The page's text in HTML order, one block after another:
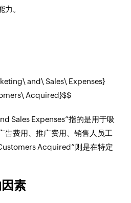
力。
and\ Sales\ Expenses}
Acquired}$$
Sales Expenses”指的是用于吸
告费用、推广费用、销售人员工
Acquired”则是在特定
素